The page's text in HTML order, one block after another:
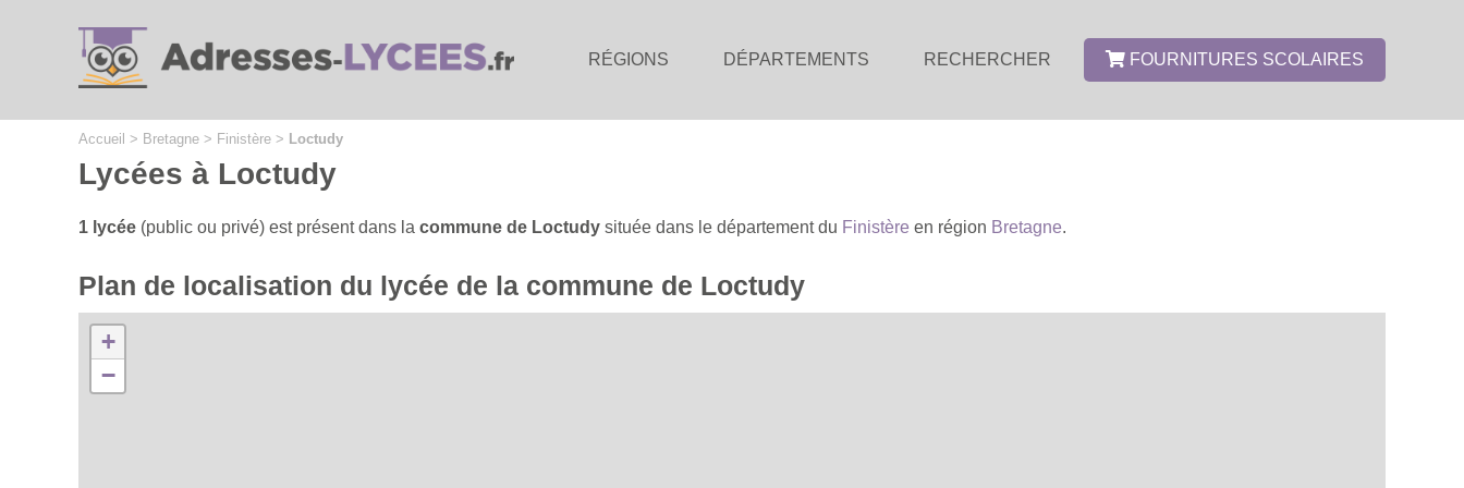
RÉGIONS DÉPARTEMENTS RECHERCHER FOURNITURES SCOLAIRES
Accueil > Bretagne > Finistère > Loctudy
Lycées à Loctudy
1 lycée (public ou privé) est présent dans la commune de Loctudy située dans le département du Finistère en région Bretagne.
Plan de localisation du lycée de la commune de Loctudy
+
−